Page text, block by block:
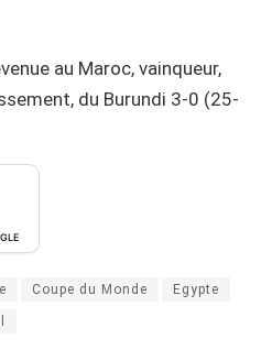
au Maroc, vainqueur,
du Burundi 3-0 (25-
Coupe du Monde Egypte